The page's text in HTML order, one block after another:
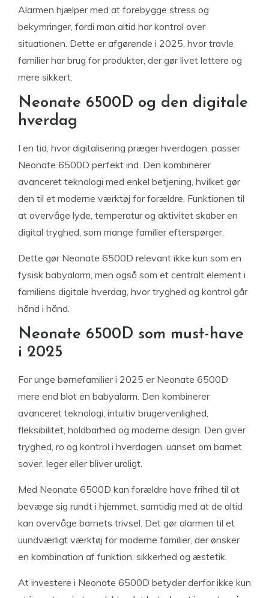
Alarmen hjælper med at forebygge stress og
bekymringer, fordi man altid har kontrol over
situationen. Dette er afgørende i 2025, hvor travle
familier har brug for produkter, der gør livet lettere og
mere sikkert.
Neonate 6500D og den digitale
hverdag
I en tid, hvor digitalisering præger hverdagen, passer
Neonate 6500D perfekt ind. Den kombinerer
avanceret teknologi med enkel betjening, hvilket gør
den til et moderne værktøj for forældre. Funktionen til
at overvåge lyde, temperatur og aktivitet skaber en
digital tryghed, som mange familier efterspørger.
Dette gør Neonate 6500D relevant ikke kun som en
fysisk babyalarm, men også som et centralt element i
familiens digitale hverdag, hvor tryghed og kontrol går
hånd i hånd.
Neonate 6500D som must-have
i 2025
For unge børnefamilier i 2025 er Neonate 6500D
mere end blot en babyalarm. Den kombinerer
avanceret teknologi, intuitiv brugervenlighed,
fleksibilitet, holdbarhed og moderne design. Den giver
tryghed, ro og kontrol i hverdagen, uanset om barnet
sover, leger eller bliver uroligt.
Med Neonate 6500D kan forældre have frihed til at
bevæge sig rundt i hjemmet, samtidig med at de altid
kan overvåge barnets trivsel. Det gør alarmen til et
uundværligt værktøj for moderne familier, der ønsker
en kombination af funktion, sikkerhed og æstetik.
At investere i Neonate 6500D betyder derfor ikke kun